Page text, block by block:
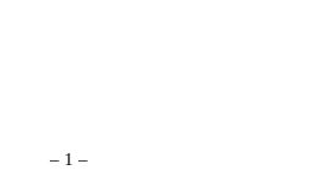
– 1 –